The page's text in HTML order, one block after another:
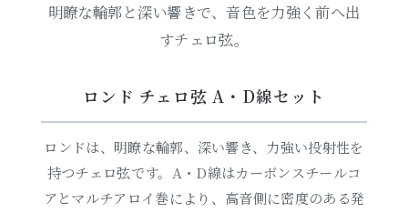
明瞭な輪郭と深い響きで、音色を力強く前へ出
すチェロ弦。
ロンド チェロ弦 A・D線セット
ロンドは、明瞭な輪郭、深い響き、力強い投射性を
持つチェロ弦です。A・D線はカーボンスチールコ
アとマルチアロイ巻により、高音側に密度のある発